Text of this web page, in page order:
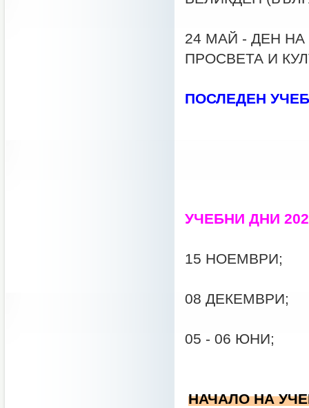
24 МАЙ - ДЕН
ПРОСВЕТА И
ПОСЛЕДЕН
УЧЕБНИ ДНИ
15 НОЕМВРИ;
08 ДЕКЕМВРИ;
05 - 06 ЮНИ;
НАЧАЛО НА